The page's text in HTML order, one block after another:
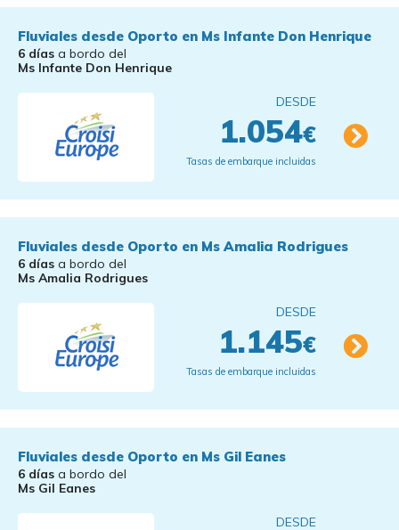
Fluviales desde Oporto en Ms Infante Don Henrique
6 días a bordo del
Ms Infante Don Henrique
DESDE
1.054€
Tasas de embarque incluidas
Fluviales desde Oporto en Ms Amalia Rodrigues
6 días a bordo del
Ms Amalia Rodrigues
DESDE
1.145€
Tasas de embarque incluidas
Fluviales desde Oporto en Ms Gil Eanes
6 días a bordo del
Ms Gil Eanes
DESDE